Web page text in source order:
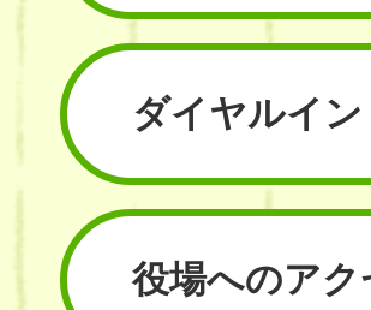
ダイヤルイン
役場へのアク